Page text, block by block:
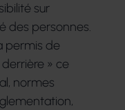
sur
des personnes.
permis de
» ce
normes